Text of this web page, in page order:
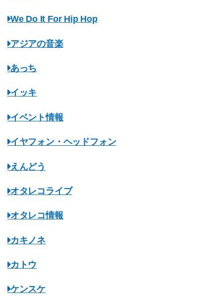
We Do It For Hip Hop
アジアの音楽
あっち
イッキ
イベント情報
イヤフォン・ヘッドフォン
えんどう
オタレコライブ
オタレコ情報
カキノネ
カトウ
ケンスケ